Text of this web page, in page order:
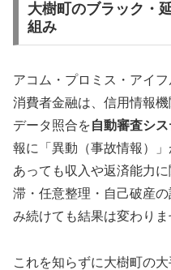
大樹町のブラック・
組み
アコム・プロミス・アイ
消費者金融は、信用情報
データ照合を自動審査シ
報に「異動（事故情報）
あっても収入や返済能力
滞・任意整理・自己破産
み続けても結果は変わりま
これを知らずに大樹町の